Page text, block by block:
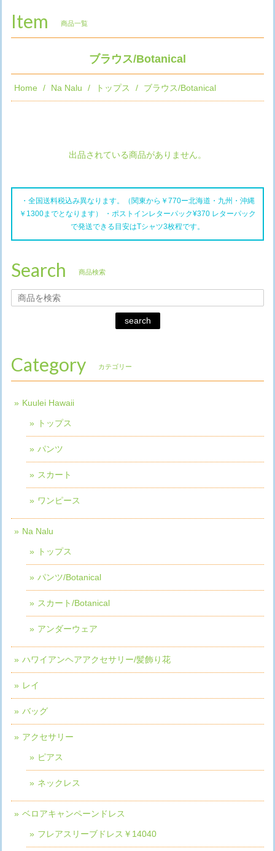
Item 商品一覧
ブラウス/Botanical
Home Na Nalu トップス ブラウス/Botanical
出品されている商品がありません。
・全国送料税込み異なります。（関東から￥770ー北海道・九州・沖縄
￥1300までとなります） ・ポストインレターパック¥370 レターパック
で発送できる目安はTシャツ3枚程です。
Search 商品検索
search
Category カテゴリー
Kuulei Hawaii
トップス
パンツ
スカート
ワンピース
Na Nalu
トップス
パンツ/Botanical
スカート/Botanical
アンダーウェア
ハワイアンヘアアクセサリー/髪飾り花
レイ
バッグ
アクセサリー
ピアス
ネックレス
ベロアキャンペーンドレス
フレアスリーブドレス￥14040